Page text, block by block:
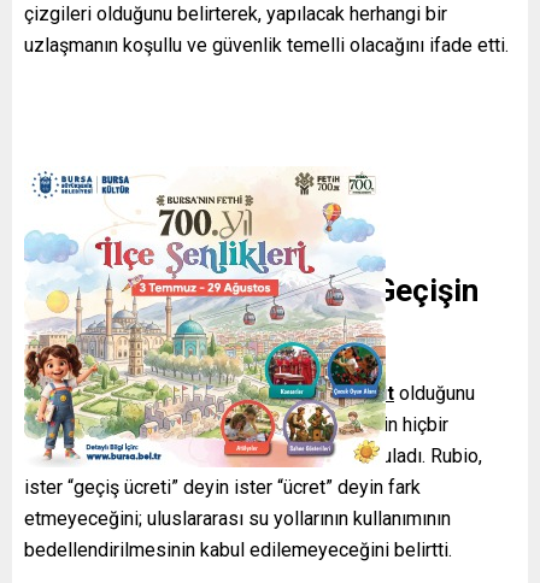
çizgileri olduğunu belirterek, yapılacak herhangi bir
uzlaşmanın koşullu ve güvenlik temelli olacağını ifade etti.
Hürmüz Boğazı: Serbest Geçişin
Korunması
Hürmüz Boğazı’nın uluslararası sulara ait olduğunu
söyleyen Rubio, bu güzergahtan geçişler için hiçbir
devletinücret talep edemeyeceğini
vurguladı. Rubio,
ister “geçiş ücreti” deyin ister “ücret” deyin fark
etmeyeceğini; uluslararası su yollarının kullanımının
bedellendirilmesinin kabul edilemeyeceğini belirtti.